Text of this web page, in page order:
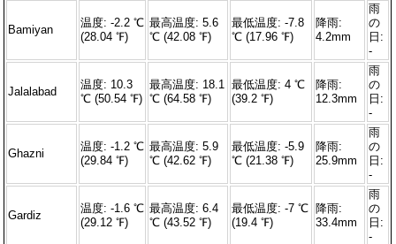
Bamiyan
温度: -2.2 ℃
(28.04 ℉)
最高温度: 5.6
℃ (42.08 ℉)
最低温度: -7.8
℃ (17.96 ℉)
降雨:
4.2mm
雨
の
日:
-
Jalalabad
温度: 10.3
℃ (50.54 ℉)
最高温度: 18.1
℃ (64.58 ℉)
最低温度: 4 ℃
(39.2 ℉)
降雨:
12.3mm
雨
の
日:
-
Ghazni
温度: -1.2 ℃
(29.84 ℉)
最高温度: 5.9
℃ (42.62 ℉)
最低温度: -5.9
℃ (21.38 ℉)
降雨:
25.9mm
雨
の
日:
-
Gardiz
温度: -1.6 ℃
(29.12 ℉)
最高温度: 6.4
℃ (43.52 ℉)
最低温度: -7 ℃
(19.4 ℉)
降雨:
33.4mm
雨
の
日:
-